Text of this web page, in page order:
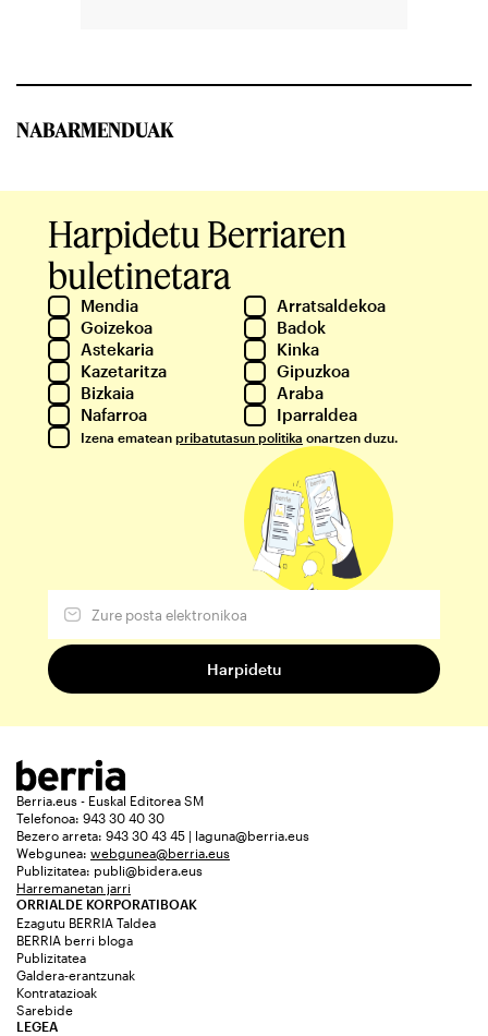
NABARMENDUAK
Harpidetu Berriaren
buletinetara
Mendia
Arratsaldekoa
Goizekoa
Badok
Astekaria
Kinka
Kazetaritza
Gipuzkoa
Bizkaia
Araba
Nafarroa
Iparraldea
Izena ematean pribatutasun politika onartzen duzu.
Berria.eus - Euskal Editorea SM
Telefonoa: 943 30 40 30
Bezero arreta: 943 30 43 45 | laguna@berria.eus
Webgunea: webgunea@berria.eus
Publizitatea: publi@bidera.eus
Harremanetan jarri
ORRIALDE KORPORATIBOAK
Ezagutu BERRIA Taldea
BERRIA berri bloga
Publizitatea
Galdera-erantzunak
Kontratazioak
Sarebide
LEGEA